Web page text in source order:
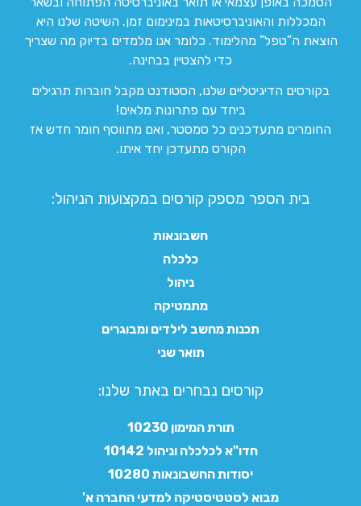
המכללות והאוניברסיטאות במינימום זמן. השיטה שלנו היא
הוצאת ה”טפל” מהלימוד. כלומר אנו מלמדים בדיוק מה שצריך
כדי להצטיין בבחינה.
בקורסים הדיגיטליים שלנו, הסטודנט מקבל חוברות תרגילים
ביחד עם פתרונות מלאים!
החומרים מתעדכנים כל סמסטר, ואם מתווסף חומר חדש אז
הקורס מתעדכן יחד איתו.
בית הספר מספק קורסים במקצועות הניהול:
חשבונאות
כלכלה
ניהול
מתמטיקה
תכנות מחשב לילדים ומבוגרים
תואר שני
קורסים נבחרים באתר שלנו:​
תורת המימון 10230
חדו"א לכלכלה וניהול 10142
יסודות החשבונאות 10280
מבוא לסטטיסטיקה למדעי החברה א'